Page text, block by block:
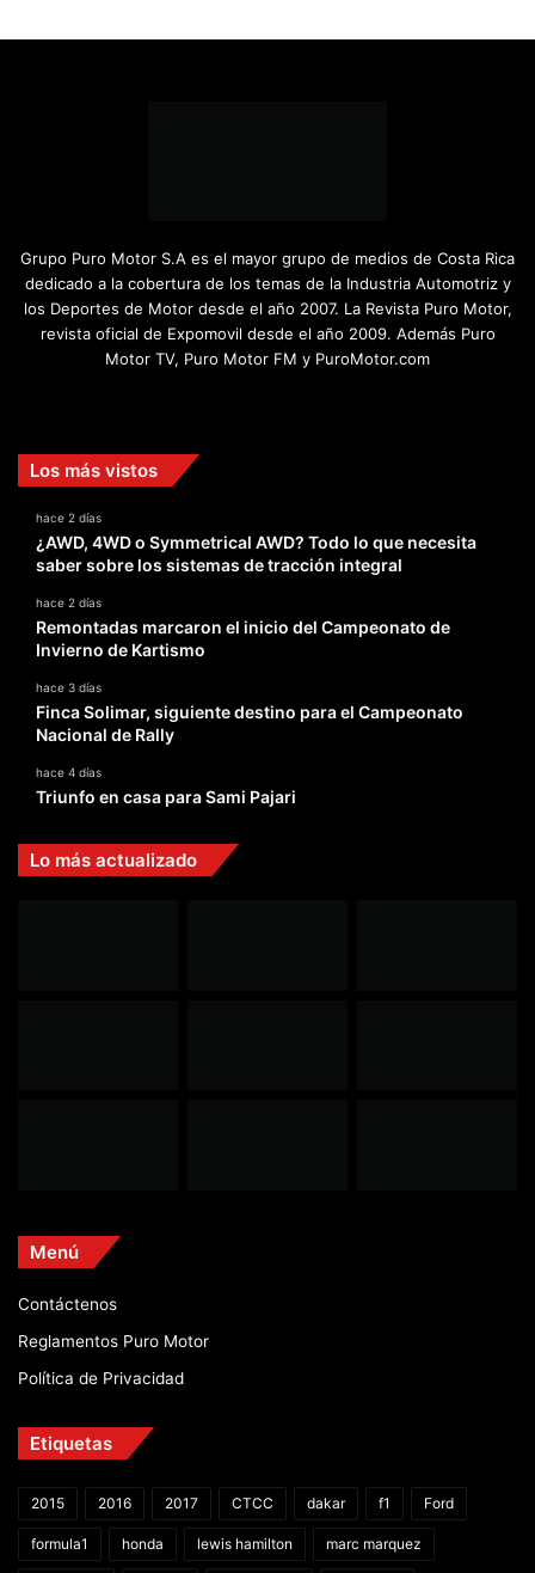
Grupo Puro Motor S.A es el mayor grupo de medios de Costa Rica
dedicado a la cobertura de los temas de la Industria Automotriz y
los Deportes de Motor desde el año 2007. La Revista Puro Motor,
revista oficial de Expomovil desde el año 2009. Además Puro
Motor TV, Puro Motor FM y PuroMotor.com
Los más vistos
hace 2 días
¿AWD, 4WD o Symmetrical AWD? Todo lo que necesita
saber sobre los sistemas de tracción integral
hace 2 días
Remontadas marcaron el inicio del Campeonato de
Invierno de Kartismo
hace 3 días
Finca Solimar, siguiente destino para el Campeonato
Nacional de Rally
hace 4 días
Triunfo en casa para Sami Pajari
Lo más actualizado
Menú
Contáctenos
Reglamentos Puro Motor
Política de Privacidad
Etiquetas
2015 2016 2017 CTCC dakar f1 Ford
formula1 honda lewis hamilton marc marquez